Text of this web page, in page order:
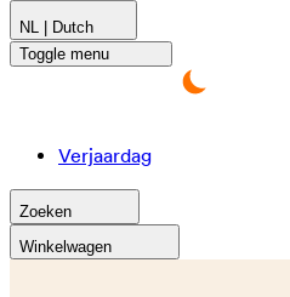
NL | Dutch
Toggle menu
Verjaardag
Zoeken
Winkelwagen